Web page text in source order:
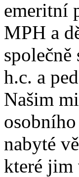
emeritní
MPH a
h.c. a
Našim
nabyté
které jim